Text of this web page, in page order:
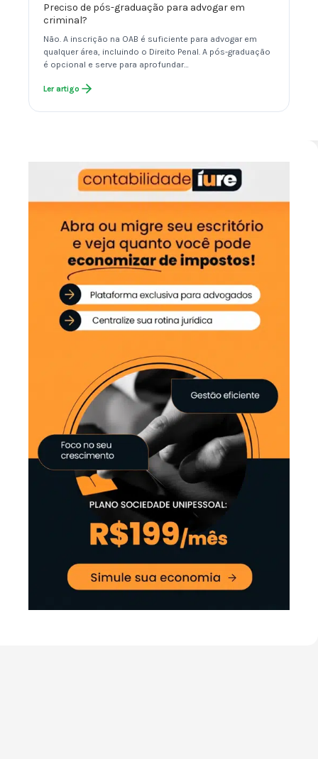
Preciso de pós-graduação para advogar em
criminal?
Não. A inscrição na OAB é suficiente para advogar em
qualquer área, incluindo o Direito Penal. A pós-graduação
é opcional e serve para aprofundar…
Ler artigo